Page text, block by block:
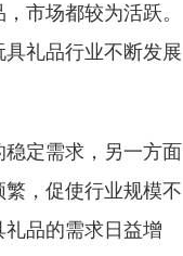
市场都较为活跃。
礼品行业不断发展
定需求，另一方面
，促使行业规模不
品的需求日益增